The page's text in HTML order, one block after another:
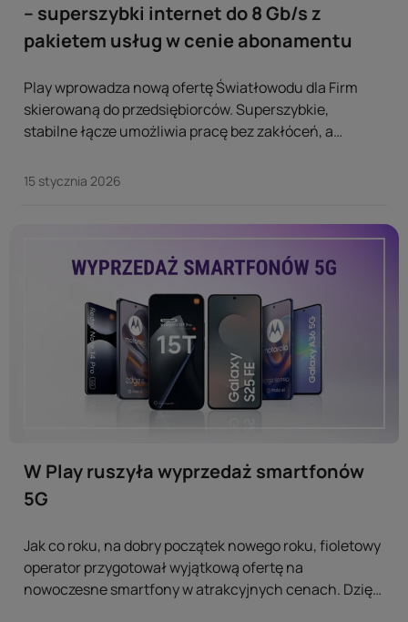
– superszybki internet do 8 Gb/s z
pakietem usług w cenie abonamentu
Play wprowadza nową ofertę Światłowodu dla Firm
skierowaną do przedsiębiorców. Superszybkie,
stabilne łącze umożliwia pracę bez zakłóceń, a
wygodę zarządzania firmą online. ...
15 stycznia 2026
W Play ruszyła wyprzedaż smartfonów
5G
Jak co roku, na dobry początek nowego roku, fioletowy
operator przygotował wyjątkową ofertę na
nowoczesne smartfony w atrakcyjnych cenach. Dzięki